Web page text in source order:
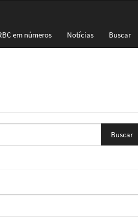
em números Notícias Buscar